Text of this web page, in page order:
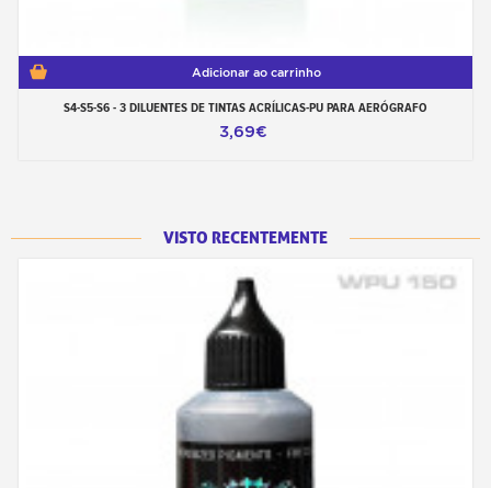
Adicionar ao carrinho
S4-S5-S6 - 3 DILUENTES DE TINTAS ACRÍLICAS-PU PARA AERÓGRAFO
3,69€
VISTO RECENTEMENTE